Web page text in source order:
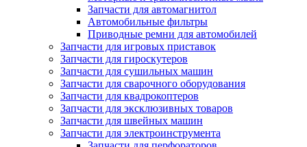
Запчасти для автомагнитол
Автомобильные фильтры
Приводные ремни для автомобилей
Запчасти для игровых приставок
Запчасти для гироскутеров
Запчасти для сушильных машин
Запчасти для сварочного оборудования
Запчасти для квадрокоптеров
Запчасти для эксклюзивных товаров
Запчасти для швейных машин
Запчасти для электроинструмента